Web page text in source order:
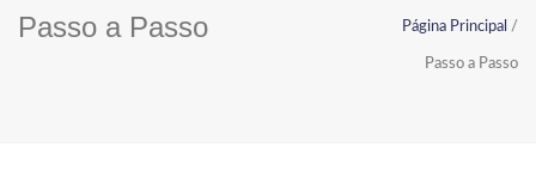
Passo a Passo Página Principal /
Passo a Passo